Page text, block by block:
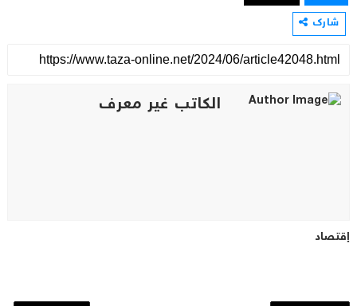
شارك
الكاتب غير معرف
إقتصاد